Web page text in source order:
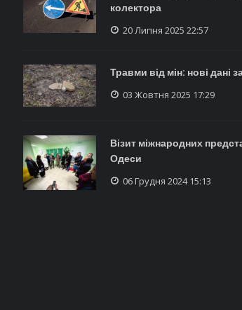
колектора
20 Липня 2025 22:57
Травми від мін: нові дані
03 Жовтня 2025 17:29
Візит міжнародних
Одеси
06 Грудня 2024 15:13